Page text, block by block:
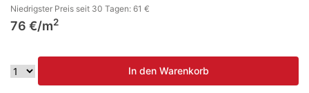
Niedrigster Preis seit 30 Tagen: 61 €
76 €/m2
In den Warenkorb